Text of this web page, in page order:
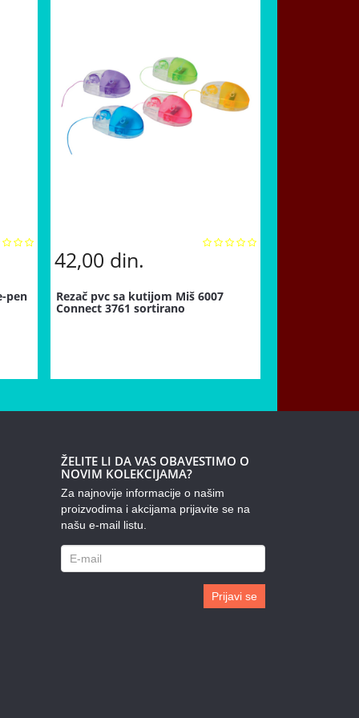
pen
42,00 din.
Rezač pvc sa kutijom Miš 6007
Connect 3761 sortirano
ŽELITE LI DA VAS OBAVESTIMO O
NOVIM KOLEKCIJAMA?
Za najnovije informacije o našim
proizvodima i akcijama prijavite se na
našu e-mail listu.
Prijavi se